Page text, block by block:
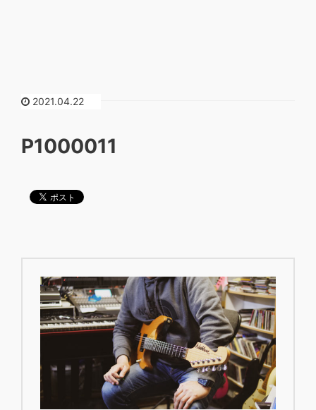
2021.04.22
P1000011